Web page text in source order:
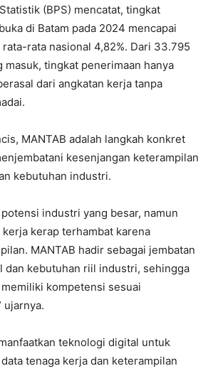
(BPS) mencatat, tingkat
di Batam pada 2024 mencapai
rata-rata nasional 4,82%. Dari 33.795
masuk, tingkat penerimaan hanya
dari angkatan kerja tanpa
MANTAB adalah langkah konkret
kesenjangan keterampilan
kebutuhan industri.
industri yang besar, namun
kerap terhambat karena
MANTAB hadir sebagai jembatan
dan kebutuhan riil industri, sehingga
kompetensi sesuai
ujarnya.
teknologi digital untuk
tenaga kerja dan keterampilan